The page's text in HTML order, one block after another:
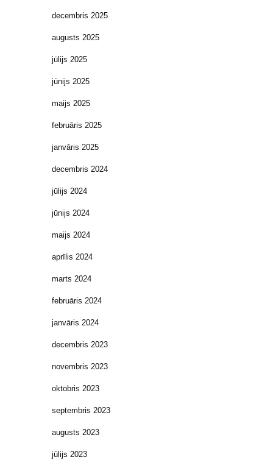
decembris 2025
augusts 2025
jūlijs 2025
jūnijs 2025
maijs 2025
februāris 2025
janvāris 2025
decembris 2024
jūlijs 2024
jūnijs 2024
maijs 2024
aprīlis 2024
marts 2024
februāris 2024
janvāris 2024
decembris 2023
novembris 2023
oktobris 2023
septembris 2023
augusts 2023
jūlijs 2023